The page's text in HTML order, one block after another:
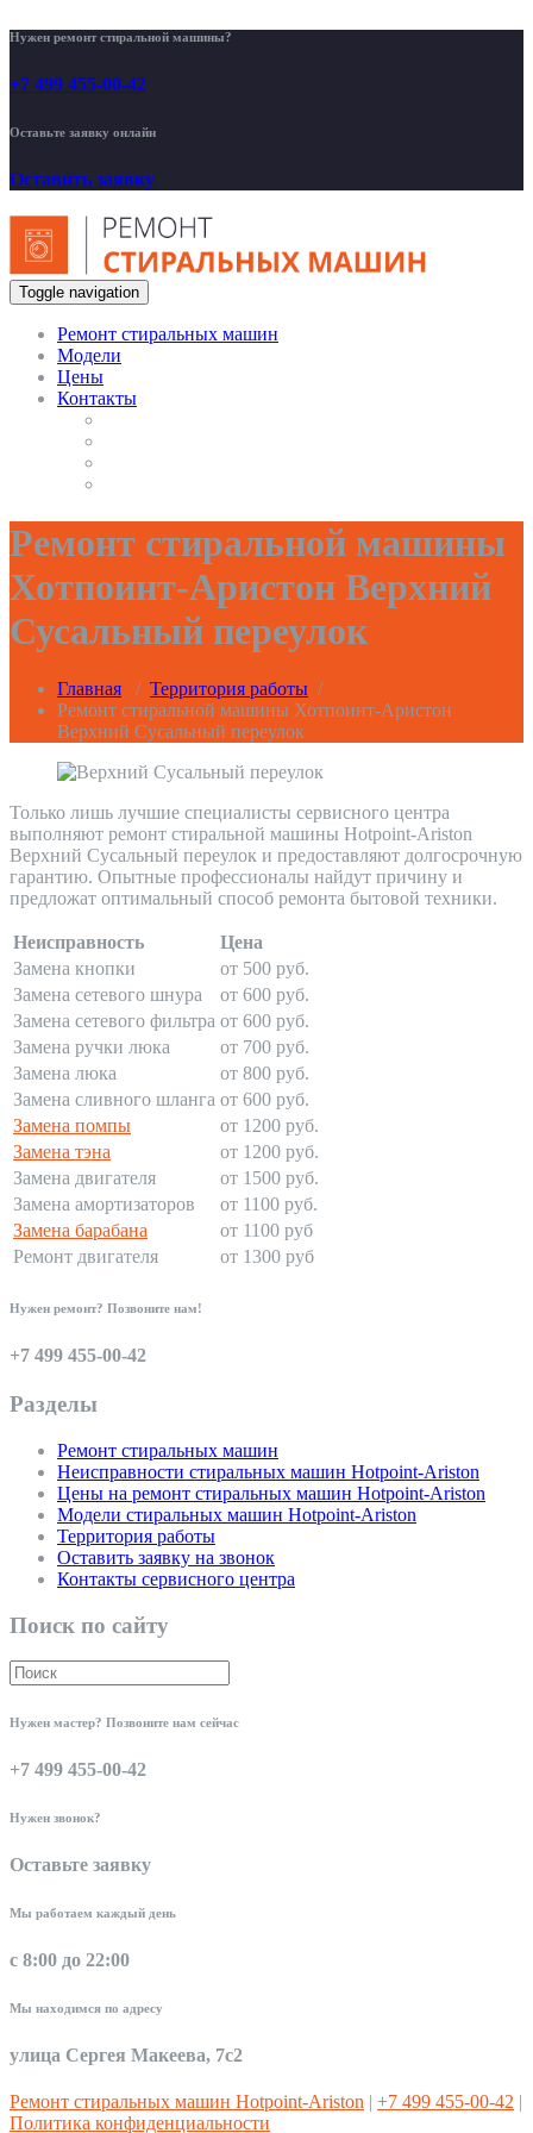
Нужен ремонт стиральной машины?
+7 499 455-00-42
Оставьте заявку онлайн
Оставить заявку
Toggle navigation
Ремонт стиральных машин
Модели
Цены
Контакты
Ремонт стиральной машины
Хотпоинт-Аристон Верхний
Сусальный переулок
Главная / Территория работы /
Ремонт стиральной машины Хотпоинт-Аристон
Верхний Сусальный переулок
Только лишь лучшие специалисты сервисного центра
выполняют ремонт стиральной машины Hotpoint-Ariston
Верхний Сусальный переулок и предоставляют долгосрочную
гарантию. Опытные профессионалы найдут причину и
предложат оптимальный способ ремонта бытовой техники.
Неисправность
Цена
Замена кнопки
от 500 руб.
Замена сетевого шнура
от 600 руб.
Замена сетевого фильтра от 600 руб.
Замена ручки люка
от 700 руб.
Замена люка
от 800 руб.
Замена сливного шланга от 600 руб.
Замена помпы
от 1200 руб.
Замена тэна
от 1200 руб.
Замена двигателя
от 1500 руб.
Замена амортизаторов
от 1100 руб.
Замена барабана
от 1100 руб
Ремонт двигателя
от 1300 руб
Нужен ремонт? Позвоните нам!
+7 499 455-00-42
Разделы
Ремонт стиральных машин
Неисправности стиральных машин Hotpoint-Ariston
Цены на ремонт стиральных машин Hotpoint-Ariston
Модели стиральных машин Hotpoint-Ariston
Территория работы
Оставить заявку на звонок
Контакты сервисного центра
Поиск по сайту
Нужен мастер? Позвоните нам сейчас
+7 499 455-00-42
Нужен звонок?
Оставьте заявку
Мы работаем каждый день
с 8:00 до 22:00
Мы находимся по адресу
улица Сергея Макеева, 7с2
Ремонт стиральных машин Hotpoint-Ariston | +7 499 455-00-42 |
Политика конфиденциальности